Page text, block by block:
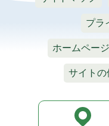
プラ
ホームペー
サイトの